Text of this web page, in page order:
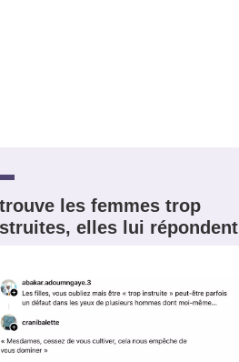
les femmes trop
elles lui répondent
PSEUDO
?
Ma propre
sélection